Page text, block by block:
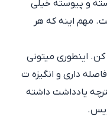
و پیوسته خیلی
مهم اینه که هر
اینطوری میتونی
داری و انگیزه ت
یادداشت داشته